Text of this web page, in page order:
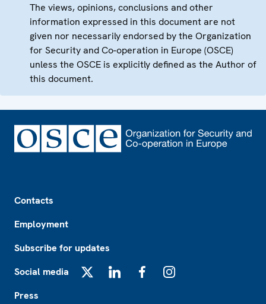
The views, opinions, conclusions and other
information expressed in this document are not
given nor necessarily endorsed by the Organization
for Security and Co-operation in Europe (OSCE)
unless the OSCE is explicitly defined as the Author of
this document.
Contacts
Employment
Subscribe for updates
Social media
Press